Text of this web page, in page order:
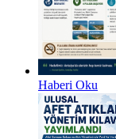
Haberi Oku